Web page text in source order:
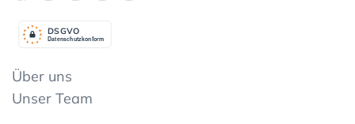
Datenschutzkonform
DSGVO
Über uns
Unser Team